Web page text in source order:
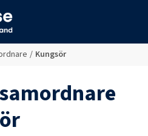
/ Kungsör